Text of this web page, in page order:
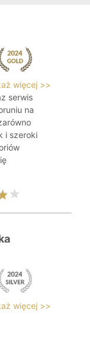
więcej >>
serwis
na
i szeroki
więcej >>